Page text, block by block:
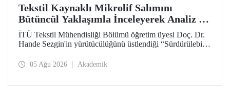
Tekstil Kaynaklı Mikrolif Salımını
Bütüncül Yaklaşımla İnceleyerek Analiz ve
Azaltım Stratejileri Geliştirecek Projeye
TÜBİTAK Desteği
İTÜ Tekstil Mühendisliği Bölümü öğretim üyesi Doç. Dr.
Hande Sezgin'in yürütücülüğünü üstlendiği “Sürdürülebilir
Koşullarına Bağlı Mikrolif Salımı: Aşınma, UV Maruziyeti
05 Ağu 2026 Akademik